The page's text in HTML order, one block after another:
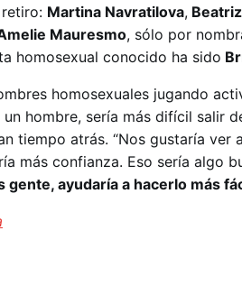
Martina Navratilova,
Mauresmo, sólo por
homosexual conocido ha sido
homosexuales jugando
hombre, sería más difícil salir
tiempo atrás. “Nos gustaría ver
más confianza. Eso sería algo
gente, ayudaría a hacerlo más